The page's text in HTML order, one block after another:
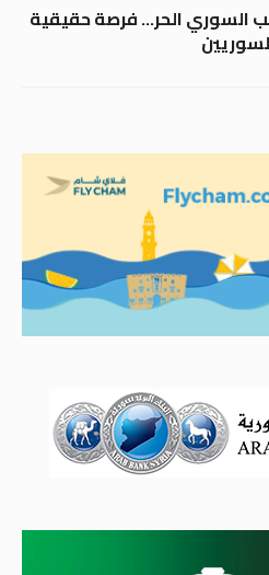
السوري الحر… فرصة حقيقية